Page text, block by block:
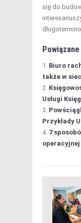
się do
Biuro
także w
Usługi
Przykłady
7
operacyjnej